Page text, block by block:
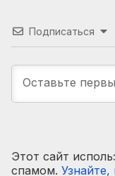
Подписаться
Этот сайт
спамом.